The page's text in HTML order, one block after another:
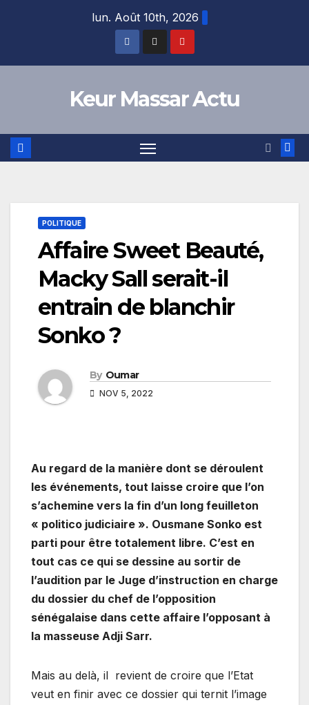
lun. Août 10th, 2026
Keur Massar Actu
POLITIQUE
Affaire Sweet Beauté,
Macky Sall serait-il
entrain de blanchir
Sonko ?
By Oumar
NOV 5, 2022
Au regard de la manière dont se déroulent
les événements, tout laisse croire que l’on
s’achemine vers la fin d’un long feuilleton
« politico judiciaire ». Ousmane Sonko est
parti pour être totalement libre. C’est en
tout cas ce qui se dessine au sortir de
l’audition par le Juge d’instruction en charge
du dossier du chef de l’opposition
sénégalaise dans cette affaire l’opposant à
la masseuse Adji Sarr.
Mais au delà, il revient de croire que l’Etat
veut en finir avec ce dossier qui ternit l’image